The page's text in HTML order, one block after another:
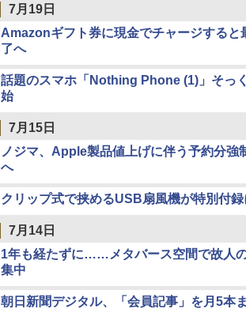
7月19日
Amazonギフト券に現金でチャージする
了へ
話題のスマホ「Nothing Phone (1)」そっ
始
7月15日
ノジマ、Apple製品値上げに伴う予約分
へ
クリップ式で挟めるUSB扇風機が特別付
7月14日
1年も経たずに……メタバース空間で故人
集中
朝日新聞デジタル、「会員記事」を月5本